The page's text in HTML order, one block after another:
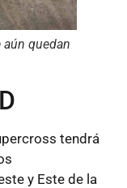
quedan
tendrá
y Este de la